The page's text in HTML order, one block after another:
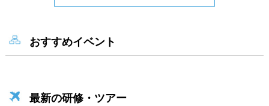
おすすめイベント
最新の研修・ツアー